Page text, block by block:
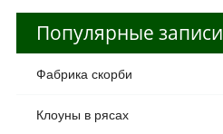
Популярные записи
Фабрика скорби
Клоуны в рясах